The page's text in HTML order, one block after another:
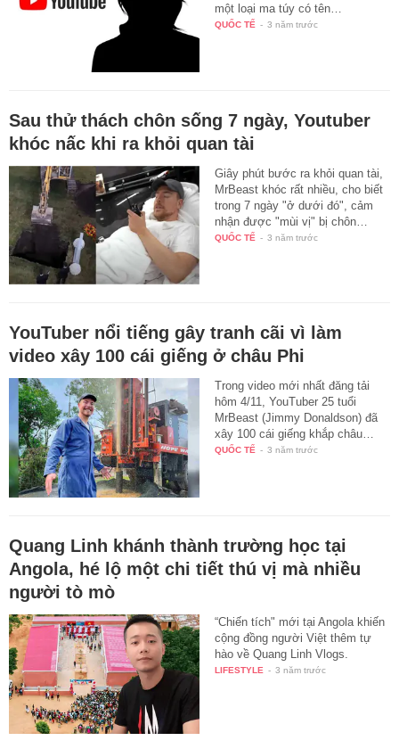
một loại ma túy có tên…
QUỐC TẾ - 3 năm trước
Sau thử thách chôn sống 7 ngày, Youtuber
khóc nấc khi ra khỏi quan tài
Giây phút bước ra khỏi quan tài,
MrBeast khóc rất nhiều, cho biết
trong 7 ngày "ở dưới đó", cảm
nhận được "mùi vị" bị chôn…
QUỐC TẾ - 3 năm trước
YouTuber nổi tiếng gây tranh cãi vì làm
video xây 100 cái giếng ở châu Phi
Trong video mới nhất đăng tải
hôm 4/11, YouTuber 25 tuổi
MrBeast (Jimmy Donaldson) đã
xây 100 cái giếng khắp châu…
QUỐC TẾ - 3 năm trước
Quang Linh khánh thành trường học tại
Angola, hé lộ một chi tiết thú vị mà nhiều
người tò mò
“Chiến tích" mới tại Angola khiến
cộng đồng người Việt thêm tự
hào về Quang Linh Vlogs.
LIFESTYLE - 3 năm trước